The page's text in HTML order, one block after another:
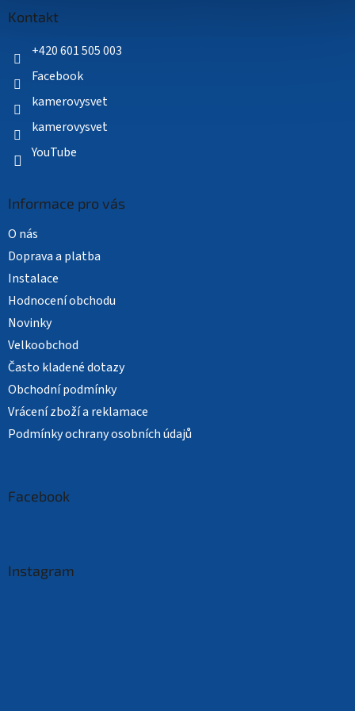
Kontakt
+420 601 505 003
Facebook
kamerovysvet
kamerovysvet
YouTube
Informace pro vás
O nás
Doprava a platba
Instalace
Hodnocení obchodu
Novinky
Velkoobchod
Často kladené dotazy
Obchodní podmínky
Vrácení zboží a reklamace
Podmínky ochrany osobních údajů
Facebook
Instagram